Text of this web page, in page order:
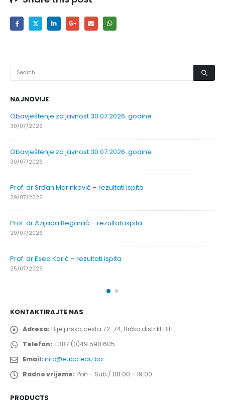
NAJNOVIJE
Obavještenje za javnost 30.07.2026. godine
30/07/2026
Obavještenje za javnost 30.07.2026. godine
30/07/2026
Prof. dr Srđan Marinković – rezultati ispita
29/07/2026
Prof. dr Azijada Beganlić – rezultati ispita
29/07/2026
Prof. dr Esed Karić – rezultati ispita
25/07/2026
KONTAKTIRAJTE NAS
Adresa: Bijeljinska cesta 72-74, Brčko distrikt BiH
Telefon: +387 (0)49 590 605
Email:info@eubd.edu.ba
Radno vrijeme: Pon - Sub / 08:00 - 19:00
PRODUCTS